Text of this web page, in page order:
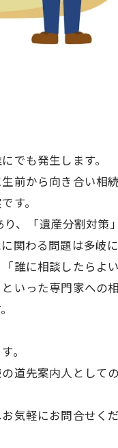
でも発生します。
前から向き合い相
す。
、「遺産分割対策
関わる問題は多岐に
誰に相談したらよい
いった専門家への
。
道先案内人として
気軽にお問合せくだ